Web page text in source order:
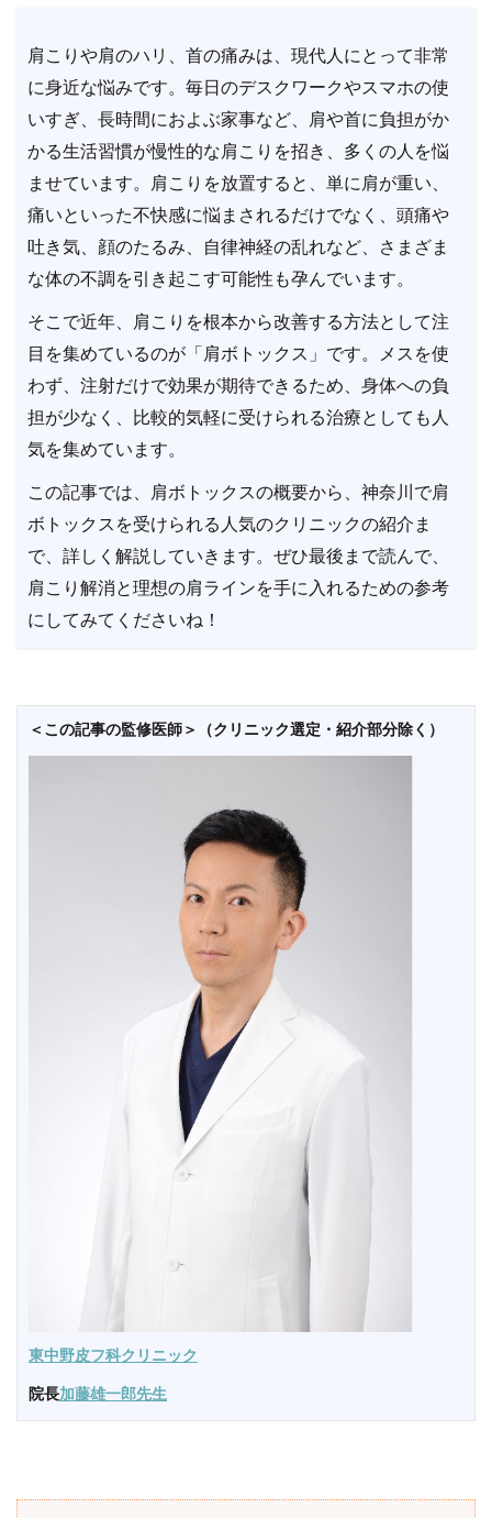
肩こりや肩のハリ、首の痛みは、現代人にとって非常
に身近な悩みです。毎日のデスクワークやスマホの使
いすぎ、長時間におよぶ家事など、肩や首に負担がか
かる生活習慣が慢性的な肩こりを招き、多くの人を悩
ませています。肩こりを放置すると、単に肩が重い、
痛いといった不快感に悩まされるだけでなく、頭痛や
吐き気、顔のたるみ、自律神経の乱れなど、さまざま
な体の不調を引き起こす可能性も孕んでいます。
そこで近年、肩こりを根本から改善する方法として注
目を集めているのが「肩ボトックス」です。メスを使
わず、注射だけで効果が期待できるため、身体への負
担が少なく、比較的気軽に受けられる治療としても人
気を集めています。
この記事では、肩ボトックスの概要から、神奈川で肩
ボトックスを受けられる人気のクリニックの紹介ま
で、詳しく解説していきます。ぜひ最後まで読んで、
肩こり解消と理想の肩ラインを手に入れるための参考
にしてみてくださいね！
＜この記事の監修医師＞（クリニック選定・紹介部分除く）
東中野皮フ科クリニック
院長加藤雄一郎先生